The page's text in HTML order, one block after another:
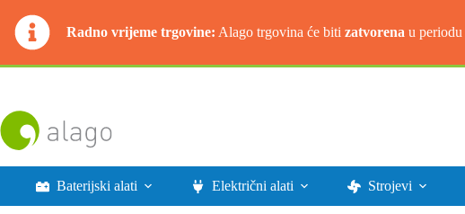
Radno vrijeme trgovine: Alago trgovina će biti zatvorena u periodu
Preskoči
Baterijski alati Električni alati Strojevi